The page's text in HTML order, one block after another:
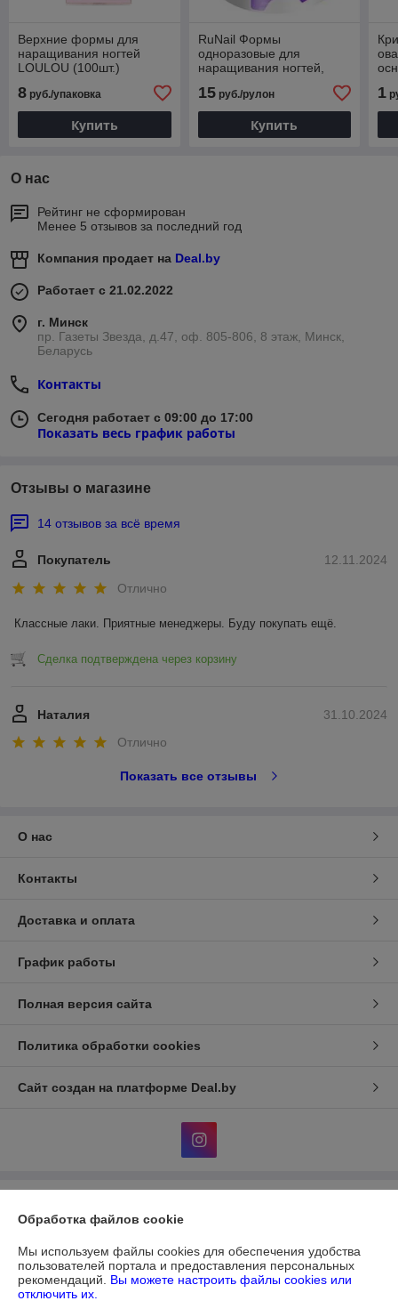
Верхние формы для
наращивания ногтей
LOULOU (100шт.)
8 руб./упаковка
Купить
RuNail Формы
одноразовые для
наращивания ногтей,
15руб./рулон
Купить
1
О нас
Рейтинг не сформирован
Менее 5 отзывов за последний год
Компания продает на Deal.by
Работает с 21.02.2022
г. Минск
пр. Газеты Звезда, д.47, оф. 805-806, 8 этаж, Минск,
Беларусь
Контакты
Сегодня работает с 09:00 до 17:00
Показать весь график работы
Отзывы о магазине
14 отзывов за всё время
12.11.2024
Покупатель
Отлично
Классные лаки. Приятные менеджеры. Буду покупать ещё.
Сделка подтверждена через корзину
31.10.2024
Наталия
Отлично
Показать все отзывы
О нас
Контакты
Доставка и оплата
График работы
Полная версия сайта
Политика обработки cookies
Сайт создан на платформе Deal.by
г.Минск,пр.Независимости,95,к.3,ком.32а
Регистрационный номер ЕГР: 690303612
Обработка файлов cookie
Мы используем файлы cookies для обеспечения удобства
пользователей портала и предоставления персональных
рекомендаций. Вы можете настроить файлы cookies или
отключить их.